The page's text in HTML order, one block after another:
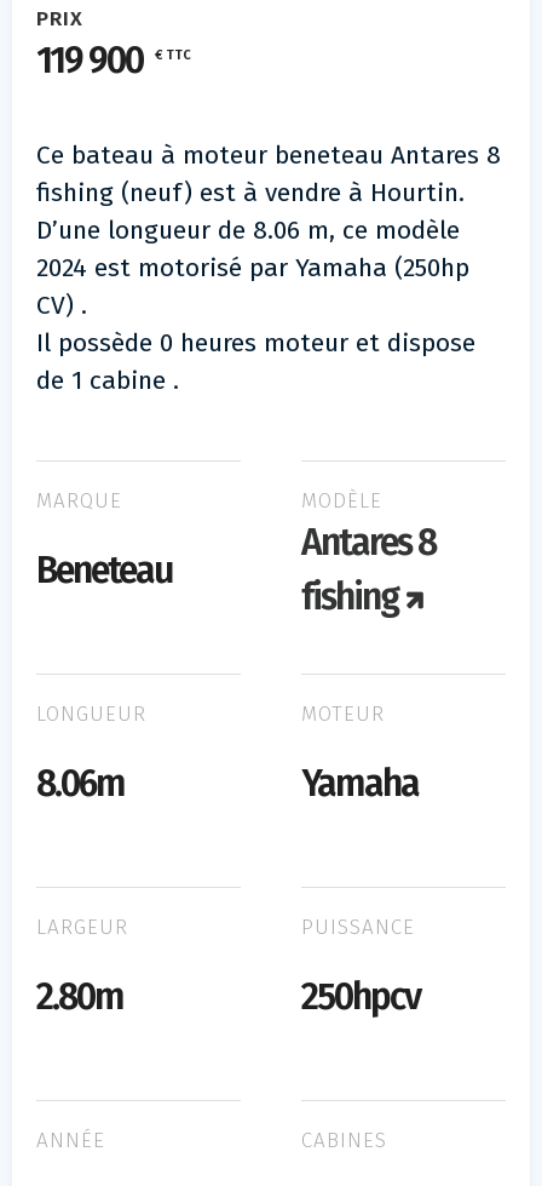
PRIX
119 900 € TTC
Ce bateau à moteur beneteau Antares 8
fishing (neuf) est à vendre à Hourtin.
D’une longueur de 8.06 m, ce modèle
2024 est motorisé par Yamaha (250hp
CV) .
Il possède 0 heures moteur et dispose
de 1 cabine .
MARQUE
Beneteau
MODÈLE
Antares 8
fishing
LONGUEUR
8.06m
MOTEUR
Yamaha
LARGEUR
2.80m
PUISSANCE
250hpcv
ANNÉE CABINES